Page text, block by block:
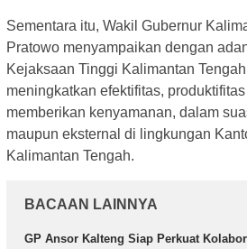
Sementara itu, Wakil Gubernur
Pratowo menyampaikan dengan
Kejaksaan Tinggi Kalimantan
meningkatkan efektifitas,
memberikan kenyamanan, dalam
maupun eksternal di lingkungan
Kalimantan Tengah.
BACAAN LAINNYA
GP Ansor Kalteng Siap Perkuat